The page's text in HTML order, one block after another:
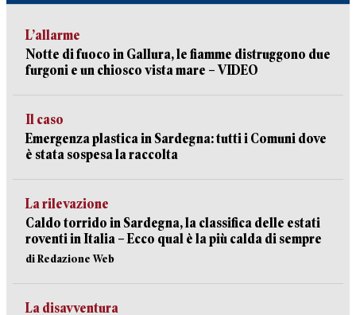
L’allarme
Notte di fuoco in Gallura, le fiamme distruggono due
furgoni e un chiosco vista mare – VIDEO
Il caso
Emergenza plastica in Sardegna: tutti i Comuni dove
è stata sospesa la raccolta
La rilevazione
Caldo torrido in Sardegna, la classifica delle estati
roventi in Italia – Ecco qual è la più calda di sempre
di Redazione Web
La disavventura